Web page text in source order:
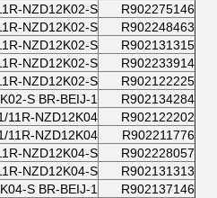
R902275146
NZD12K02-S
R902248463
NZD12K02-S
R902131315
NZD12K02-S
R902233914
NZD12K02-S
R902122225
NZD12K02-S
R902134284
S BR-BEIJ-1
R902122202
11R-NZD12K04
R902211776
11R-NZD12K04
R902228057
NZD12K04-S
R902131313
NZD12K04-S
R902137146
S BR-BEIJ-1